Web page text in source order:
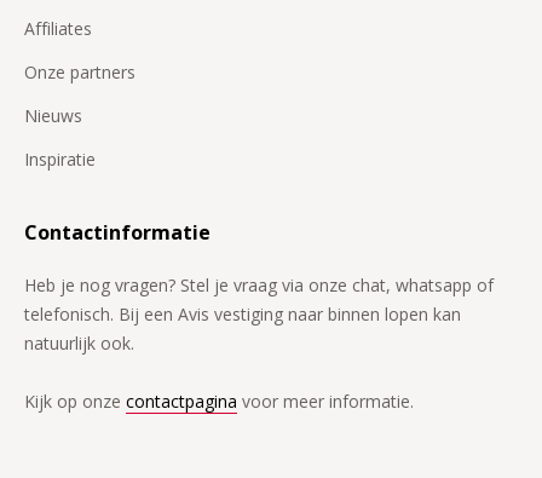
Affiliates
Onze partners
Nieuws
Inspiratie
Contactinformatie
Heb je nog vragen? Stel je vraag via onze chat, whatsapp of
telefonisch. Bij een Avis vestiging naar binnen lopen kan
natuurlijk ook.
Kijk op onze contactpagina voor meer informatie.